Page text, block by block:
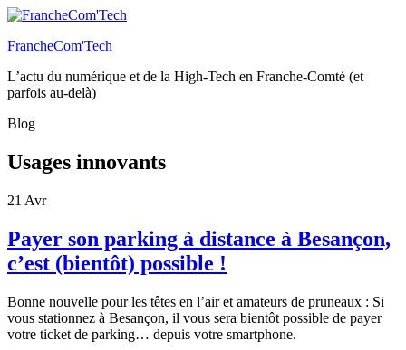
FrancheCom'Tech
L’actu du numérique et de la High-Tech en Franche-Comté (et
parfois au-delà)
Blog
Usages innovants
21 Avr
Payer son parking à distance à Besançon,
c’est (bientôt) possible !
Bonne nouvelle pour les têtes en l’air et amateurs de pruneaux : Si
vous stationnez à Besançon, il vous sera bientôt possible de payer
votre ticket de parking… depuis votre smartphone.